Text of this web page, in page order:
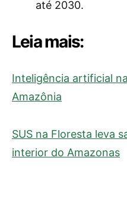
até 2030.
Leia mais:
Inteligência artificial
Amazônia
SUS na Floresta leva
interior do Amazonas